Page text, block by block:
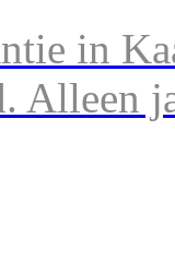
in
Alleen